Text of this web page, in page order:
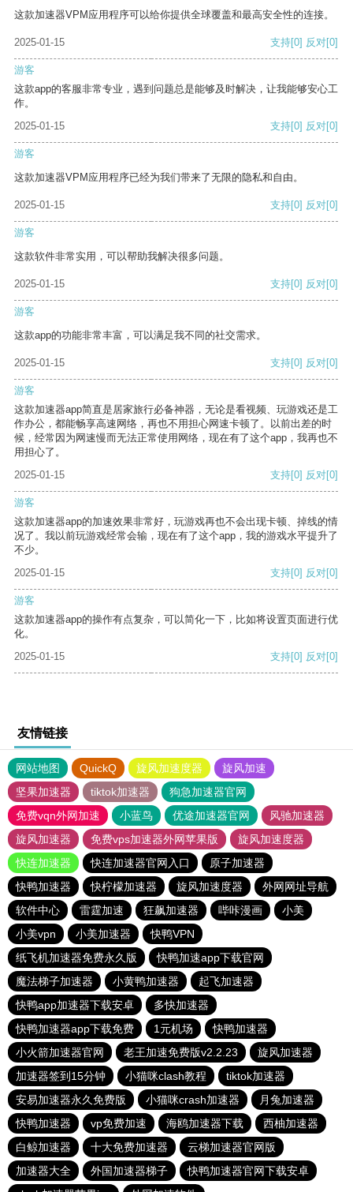
这款加速器VPM应用程序可以给你提供全球覆盖和最高安全性的连接。
2025-01-15 支持[0] 反对[0]
游客
这款app的客服非常专业，遇到问题总是能够及时解决，让我能够安心工
作。
2025-01-15
支持[0] 反对[0]
游客
这款加速器VPM应用程序已经为我们带来了无限的隐私和自由。
2025-01-15 支持[0] 反对[0]
游客
这款软件非常实用，可以帮助我解决很多问题。
2025-01-15 支持[0] 反对[0]
游客
这款app的功能非常丰富，可以满足我不同的社交需求。
2025-01-15 支持[0] 反对[0]
游客
这款加速器app简直是居家旅行必备神器，无论是看视频、玩游戏还是工
作办公，都能畅享高速网络，再也不用担心网速卡顿了。以前出差的时
候，经常因为网速慢而无法正常使用网络，现在有了这个app，我再也不
用担心了。
2025-01-15
支持[0] 反对[0]
游客
这款加速器app的加速效果非常好，玩游戏再也不会出现卡顿、掉线的情
况了。我以前玩游戏经常会输，现在有了这个app，我的游戏水平提升了
不少。
2025-01-15
支持[0] 反对[0]
游客
这款加速器app的操作有点复杂，可以简化一下，比如将设置页面进行优
化。
2025-01-15
支持[0] 反对[0]
友情链接
网站地图 QuickQ 旋风加速度器
旋风加速
坚果加速器
tiktok加速器
狗急加速器官网
免费vqn外网加速
小蓝鸟 优途加速器官网
风驰加速器
旋风加速器
免费vps加速器外网苹果版
旋风加速度器
快连加速器
快连加速器官网入口
原子加速器
快鸭加速器
快柠檬加速器 旋风加速度器
外网网址导航
软件中心
雷霆加速 狂飙加速器 哔咔漫画
小美
小美vpn
小美加速器
快鸭VPN
纸飞机加速器免费永久版
快鸭加速app下载官网
魔法梯子加速器
小黄鸭加速器
起飞加速器
快鸭app加速器下载安卓
多快加速器
快鸭加速器app下载免费
1元机场
快鸭加速器
小火箭加速器官网
老王加速免费版v2.2.23
旋风加速器
加速器签到15分钟
小猫咪clash教程
tiktok加速器
安易加速器永久免费版
小猫咪crash加速器
月兔加速器
快鸭加速器
vp免费加速 海鸥加速器下载
西柚加速器
白鲸加速器
十大免费加速器
云梯加速器官网版
加速器大全
外国加速器梯子
快鸭加速器官网下载安卓